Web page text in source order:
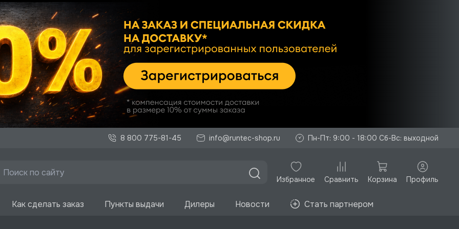
8 800 775-81-45 info@runtec-shop.ru Пн-Пт: 9:00 - 18:00 Сб-Вс: выходной
Избранное Сравнить Корзина Профиль
Как сделать заказ Пункты выдачи Дилеры Новости Стать партнером